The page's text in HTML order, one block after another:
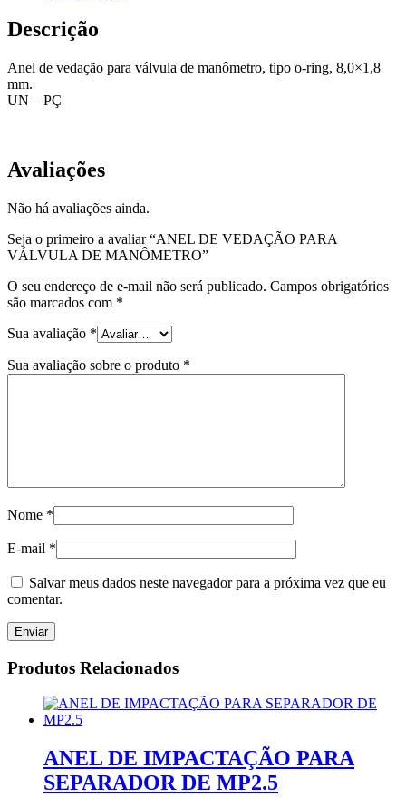
Descrição
Anel de vedação para válvula de manômetro, tipo o-ring, 8,0×1,8
mm.
UN – PÇ
Avaliações
Não há avaliações ainda.
Seja o primeiro a avaliar “ANEL DE VEDAÇÃO PARA
VÁLVULA DE MANÔMETRO”
O seu endereço de e-mail não será publicado. Campos obrigatórios
são marcados com *
Sua avaliação *
Sua avaliação sobre o produto *
Nome *
E-mail *
Salvar meus dados neste navegador para a próxima vez que eu
comentar.
Produtos Relacionados
ANEL DE IMPACTAÇÃO PARA
SEPARADOR DE MP2.5